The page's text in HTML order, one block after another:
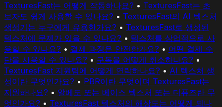
TexturesFast는 어떻게 작동하나요? • TexturesFast는 초
보자도 쉽게 사용할 수 있나요? • TexturesFast의 AI 텍스처
생성기는 누구에게 유용한가요? • TexturesFast로 생성된
텍스처에 문제가 있을 수 있나요? • 텍스처를 상업적으로 사
용할 수 있나요? • 결제 과정은 안전한가요? • 어떤 결제 수
단을 사용할 수 있나요? • 구독을 어떻게 취소하나요? •
TexturesFast 지원팀에 어떻게 연락하나요? • AI 텍스처 생
성이란 무엇인가요? • PBR이란 무엇이며 TexturesFast는
지원하나요? • 알베도 또는 베이스 텍스처 또는 디퓨즈란 무
엇인가요? • TexturesFast 텍스처의 해상도는 어떻게 되나